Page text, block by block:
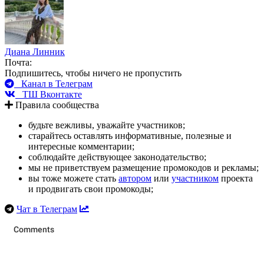
Диана Линник
Почта:
Подпишитесь, чтобы ничего не пропустить
Канал в Телеграм
ТШ Вконтакте
Правила сообщества
будьте вежливы, уважайте участников;
старайтесь оставлять информативные, полезные и
интересные комментарии;
соблюдайте действующее законодательство;
мы не приветствуем размещение промокодов и рекламы;
вы тоже можете стать автором или участником проекта
и продвигать свои промокоды;
Чат в Телеграм